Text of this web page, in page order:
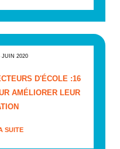
JUIN 2020
D'ÉCOLE :16
AMÉLIORER LEUR
SUITE